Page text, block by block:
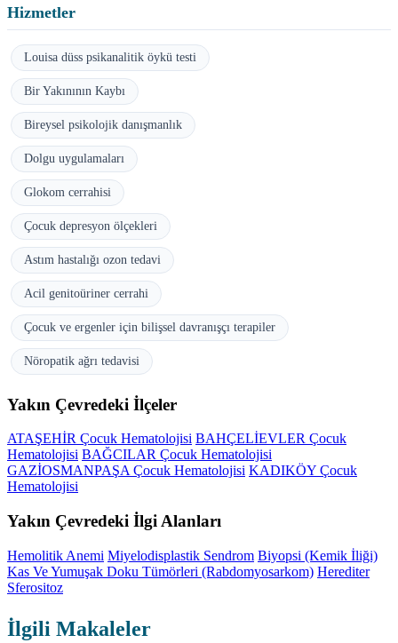
Hizmetler
Louisa düss psikanalitik öykü testi
Bir Yakınının Kaybı
Bireysel psikolojik danışmanlık
Dolgu uygulamaları
Glokom cerrahisi
Çocuk depresyon ölçekleri
Astım hastalığı ozon tedavi
Acil genitoüriner cerrahi
Çocuk ve ergenler için bilişsel davranışçı terapiler
Nöropatik ağrı tedavisi
Yakın Çevredeki İlçeler
ATAŞEHİR Çocuk Hematolojisi BAHÇELİEVLER Çocuk
Hematolojisi BAĞCILAR Çocuk Hematolojisi
GAZİOSMANPAŞA Çocuk Hematolojisi KADIKÖY Çocuk
Hematolojisi
Yakın Çevredeki İlgi Alanları
Hemolitik Anemi Miyelodisplastik Sendrom Biyopsi (Kemik İliği)
Kas Ve Yumuşak Doku Tümörleri (Rabdomyosarkom) Herediter
Sferositoz
İlgili Makaleler